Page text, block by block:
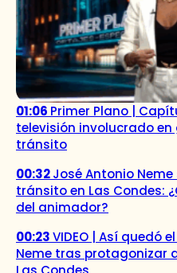
01:06 Primer Plano |
televisión involucrado
tránsito
00:32José Antonio
tránsito en Las Condes:
del animador?
00:23VIDEO | Así quedó
Neme tras protagonizar